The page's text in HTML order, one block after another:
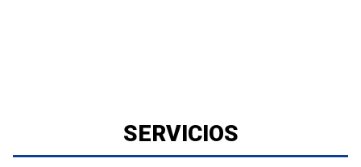
SERVICIOS